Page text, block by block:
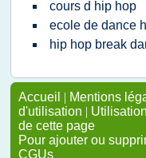
cours d hip hop
ecole de dance
hip hop break
Accueil | Mentions
d'utilisation |
de cette page
Pour ajouter ou
CGUs